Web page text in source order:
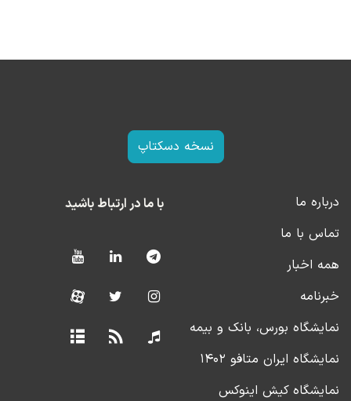
نسخه دسکتاپ
درباره ما
تماس با ما
همه اخبار
خبرنامه
نمایشگاه بورس، بانک و بیمه
نمایشگاه ایران متافو ۱۴۰۲
نمایشگاه کیش اینوکس
با ما در ارتباط باشید